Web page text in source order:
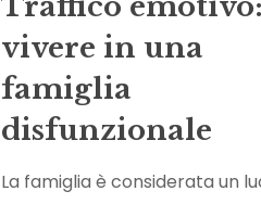
vivere in una
famiglia
disfunzionale
La famiglia è considerata un